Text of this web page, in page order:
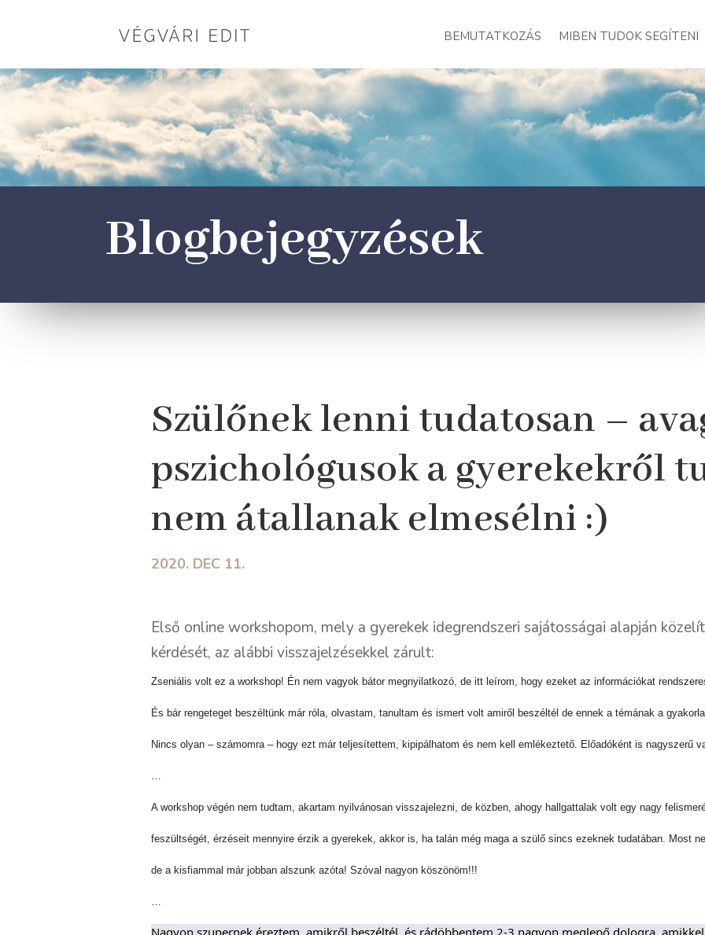
BEMUTATKOZÁS MIBEN TUDOK SEGÍTENI
Blogbejegyzések
Szülőnek lenni tudatosan –
pszichológusok a gyerekekről
nem átallanak elmesélni :)
2020. DEC 11.
Első online workshopom, mely a gyerekek idegrendszeri sajátosságai alapján
kérdését, az alábbi visszajelzésekkel zárult:
Zseniális volt ez a workshop! Én nem vagyok bátor megnyilatkozó, de itt leírom, hogy ezeket az információkat
És bár rengeteget beszéltünk már róla, olvastam, tanultam és ismert volt amiről beszéltél de ennek a témának a
Nincs olyan – számomra – hogy ezt már teljesítettem, kipipálhatom és nem kell emlékeztető. Előadóként is nagyszerű
A workshop végén nem tudtam, akartam nyilvánosan visszajelezni, de közben, ahogy hallgattalak volt egy nagy
feszültségét, érzéseit mennyire érzik a gyerekek, akkor is, ha talán még maga a szülő sincs ezeknek tudatában. Most
de a kisfiammal már jobban alszunk azóta! Szóval nagyon köszönöm!!!
Nagyon szupernek éreztem, amikről beszéltél, és rádöbbentem 2-3 nagyon meglepő dologra,